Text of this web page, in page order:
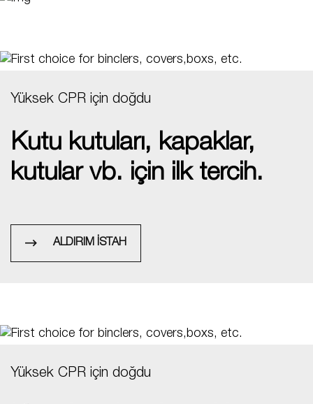
Yüksek CPR için doğdu
Kutu kutuları, kapaklar,
kutular vb. için ilk tercih.
ALDIRIM İSTAH
Yüksek CPR için doğdu